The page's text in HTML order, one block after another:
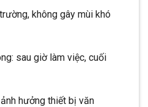
không gây mùi khó
sau giờ làm việc, cuối
hưởng thiết bị văn